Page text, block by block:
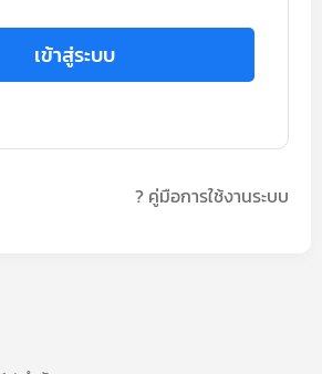
เข้าสู่ระบบ
? คู่มือการใช้งานระบบ